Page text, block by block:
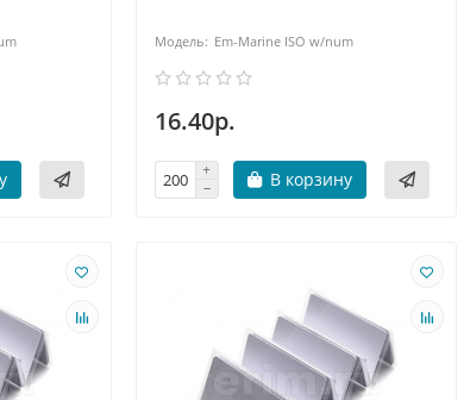
Em-Marine ISO w/num
16.40р.
В корзину